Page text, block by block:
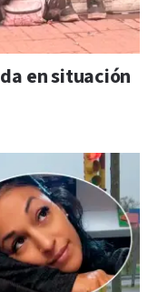
en situación